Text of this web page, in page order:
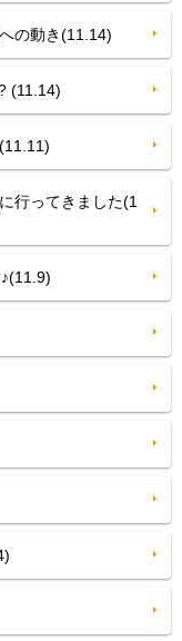
の動き(11.14)
(11.14)
行ってきました(1